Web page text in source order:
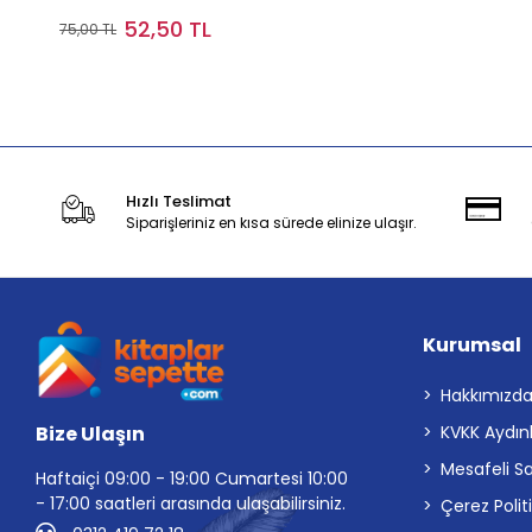
75,00 TL 52,50 TL
Hızlı Teslimat
Siparişleriniz en kısa sürede elinize ulaşır.
Bize Ulaşın
Haftaiçi 09:00 - 19:00 Cumartesi 10:00
- 17:00 saatleri arasında ulaşabilirsiniz.
Kurumsal
KVKK
Mesafeli
Çerez